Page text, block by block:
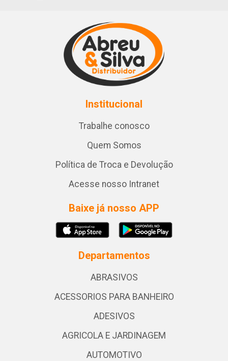
Institucional
Trabalhe conosco
Quem Somos
Política de Troca e Devolução
Acesse nosso Intranet
Baixe já nosso APP
Departamentos
ABRASIVOS
ACESSORIOS PARA BANHEIRO
ADESIVOS
AGRICOLA E JARDINAGEM
AUTOMOTIVO